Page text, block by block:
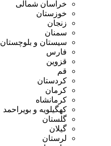
خراسان شمالی
خوزستان
زنجان
سمنان
سیستان و بلوچستان
فارس
قزوین
قم
کردستان
کرمان
کرمانشاه
کهگیلویه و بویراحمد
گلستان
گیلان
لرستان